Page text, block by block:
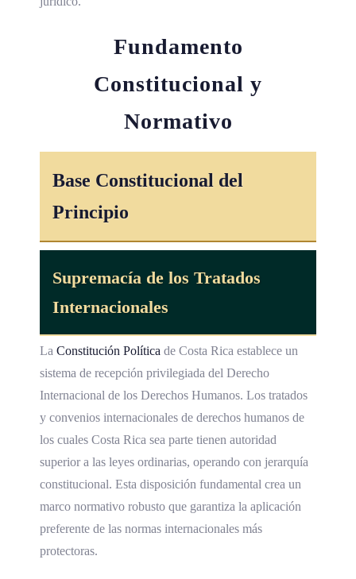
Fundamento
Constitucional y
Normativo
Base Constitucional del
Principio
Supremacía de los Tratados
Internacionales
La Constitución Política de Costa Rica establece un
sistema de recepción privilegiada del Derecho
Internacional de los Derechos Humanos. Los tratados
y convenios internacionales de derechos humanos de
los cuales Costa Rica sea parte tienen autoridad
superior a las leyes ordinarias, operando con jerarquía
constitucional. Esta disposición fundamental crea un
marco normativo robusto que garantiza la aplicación
preferente de las normas internacionales más
protectoras.